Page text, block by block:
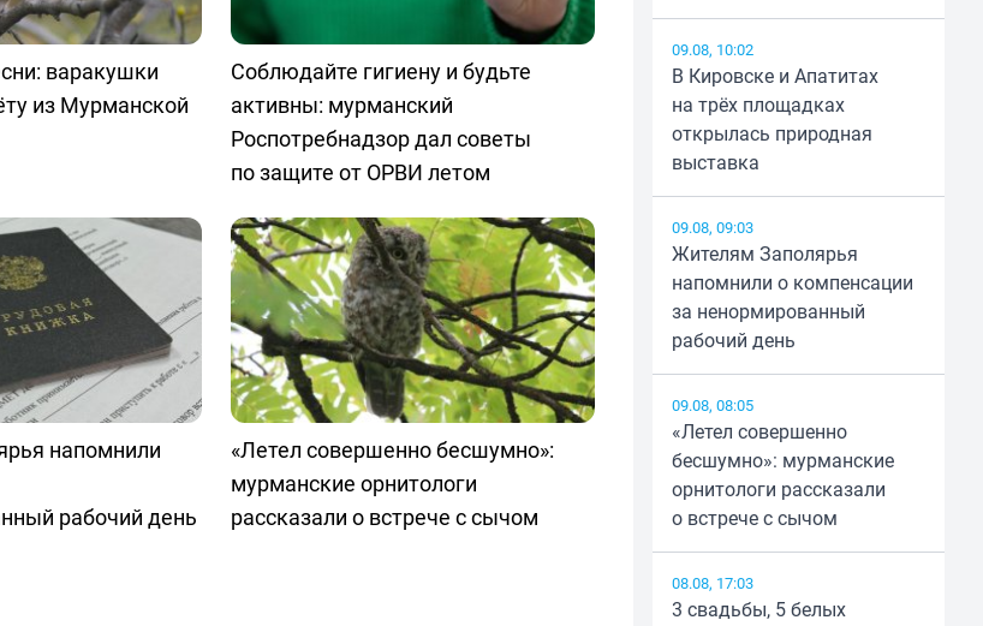
варакушки
из Мурманской
Соблюдайте гигиену и будьте
активны: мурманский
Роспотребнадзор дал советы
по защите от ОРВИ летом
напомнили
рабочий день
«Летел совершенно бесшумно»:
мурманские орнитологи
рассказали о встрече с сычом
09.08, 10:02
В Кировске и Апатитах
на трёх площадках
открылась природная
выставка
09.08, 09:03
Жителям Заполярья
напомнили о компенсации
за ненормированный
рабочий день
09.08, 08:05
«Летел совершенно
бесшумно»: мурманские
орнитологи рассказали
о встрече с сычом
08.08, 17:03
3 свадьбы, 5 белых